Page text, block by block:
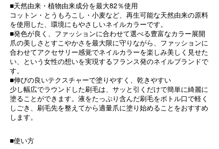
■天然由来・植物由来成分を最大82％使用
コットン・とうもろこし・小麦など、再生可能な天然由来の原料
を使用した、環境にもやさしいネイルカラーです。
■発色が良く、ファッションに合わせて選べる豊富なカラー展開
爪の美しさとすこやかさを最大限に守りながら、ファッションに
合わせてアクセサリー感覚でネイルカラーを楽しみ美しく見せた
い、という女性の想いを実現するフランス発のネイルブランドで
す。
■伸びの良いテクスチャーで塗りやすく、乾きやすい
少し幅広でラウンドした刷毛は、サッと引くだけで簡単に綺麗に
塗ることができます。液をたっぷり含んだ刷毛をボトル口で軽く
しごき、刷毛先を整えてから適量爪に塗り始めることをおすすめ
します。
■使い方